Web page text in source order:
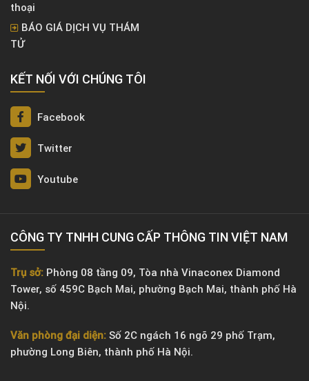
thoại
BÁO GIÁ DỊCH VỤ THÁM
TỬ
KẾT NỐI VỚI CHÚNG TÔI
Facebook
Twitter
Youtube
CÔNG TY TNHH CUNG CẤP THÔNG TIN VIỆT NAM
Trụ sở: Phòng 08 tầng 09, Tòa nhà Vinaconex Diamond
Tower, số 459C Bạch Mai, phường Bạch Mai, thành phố Hà
Nội.
Văn phòng đại diện: Số 2C ngách 16 ngõ 29 phố Trạm,
phường Long Biên, thành phố Hà Nội.